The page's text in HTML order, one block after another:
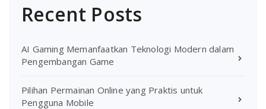
Recent Posts
AI Gaming Memanfaatkan Teknologi Modern dalam
Pengembangan Game
Pilihan Permainan Online yang Praktis untuk
Pengguna Mobile